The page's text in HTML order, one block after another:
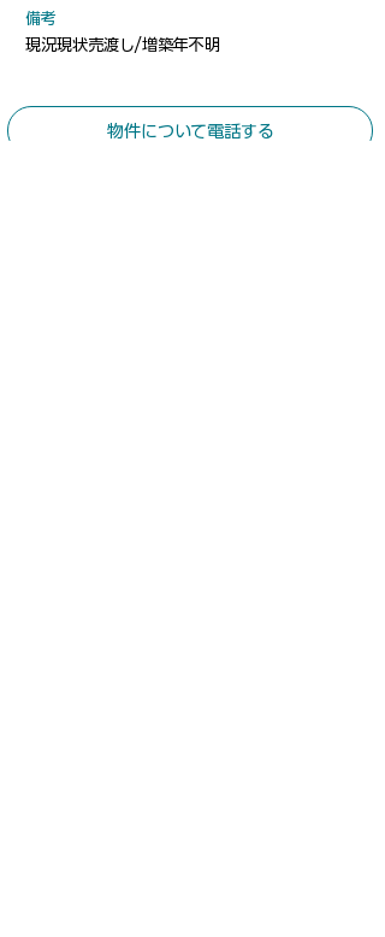
​備考
現況現状売渡し/増築年不明
物件について電話する